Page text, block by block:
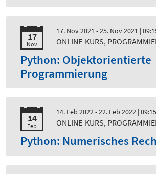
17
Nov
17. Nov 2021 - 25. Nov 2021 |
ONLINE-KURS,
Python: Objektorientierte
Programmierung
14
Feb
14. Feb 2022 - 22. Feb 2022 |
ONLINE-KURS,
Python: Numerisches